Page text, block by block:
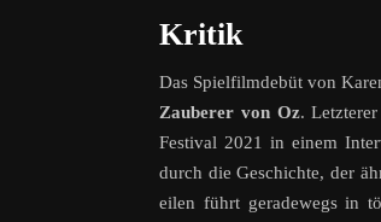
Kritik
Das Spielfilmdebüt von
Zauberer von Oz.
Festival 2021 in einem
durch die Geschichte, der
eilen führt geradewegs in